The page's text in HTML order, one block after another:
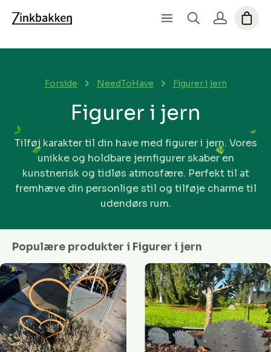
Forside NeedToHave Figurer i jern
Figurer i jern
Tilføj karakter til din have med figurer i jern. Vores
unikke og holdbare jernfigurer skaber en
kunstnerisk og tidløs atmosfære. Perfekt til at
fremhæve din personlige stil og tilføje charme til
udendørs rum.
Populære produkter i Figurer i jern